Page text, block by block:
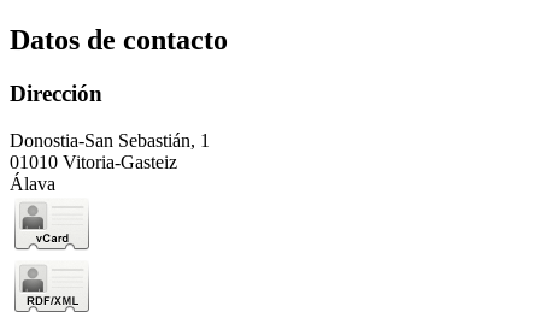
Datos de contacto
Dirección
Donostia-San Sebastián, 1
01010 Vitoria-Gasteiz
Álava